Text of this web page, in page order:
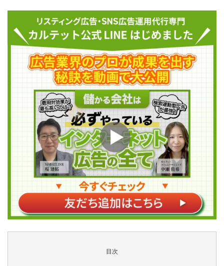
目次